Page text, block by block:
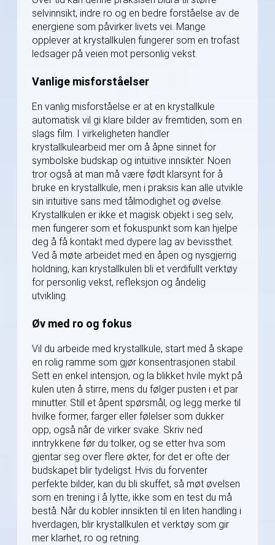
selvinnsikt, indre ro og en bedre forståelse av de
energiene som påvirker livets vei. Mange
opplever at krystallkulen fungerer som en trofast
ledsager på veien mot personlig vekst.
Vanlige misforståelser
En vanlig misforståelse er at en krystallkule
automatisk vil gi klare bilder av fremtiden, som en
slags film. I virkeligheten handler
krystallkulearbeid mer om å åpne sinnet for
symbolske budskap og intuitive innsikter. Noen
tror også at man må være født klarsynt for å
bruke en krystallkule, men i praksis kan alle utvikle
sin intuitive sans med tålmodighet og øvelse.
Krystallkulen er ikke et magisk objekt i seg selv,
men fungerer som et fokuspunkt som kan hjelpe
deg å få kontakt med dypere lag av bevissthet.
Ved å møte arbeidet med en åpen og nysgjerrig
holdning, kan krystallkulen bli et verdifullt verktøy
for personlig vekst, refleksjon og åndelig
utvikling.
Øv med ro og fokus
Vil du arbeide med krystallkule, start med å skape
en rolig ramme som gjør konsentrasjonen stabil.
Sett en enkel intensjon, og la blikket hvile mykt på
kulen uten å stirre, mens du følger pusten i et par
minutter. Still et åpent spørsmål, og legg merke til
hvilke former, farger eller følelser som dukker
opp, også når de virker svake. Skriv ned
inntrykkene før du tolker, og se etter hva som
gjentar seg over flere økter, for det er ofte der
budskapet blir tydeligst. Hvis du forventer
perfekte bilder, kan du bli skuffet, så møt øvelsen
som en trening i å lytte, ikke som en test du må
bestå. Når du kobler innsikten til en liten handling i
hverdagen, blir krystallkulen et verktøy som gir
mer klarhet, ro og retning.